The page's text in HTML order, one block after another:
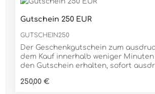
Gutschein 250 EUR
GUTSCHEIN250
Der Geschenkgutschein zum
dem Kauf innerhalb weniger
den Gutschein erhalten, sofort
unterschiedlichen Produkten ist der
Regulärer Preis:
250,00 €